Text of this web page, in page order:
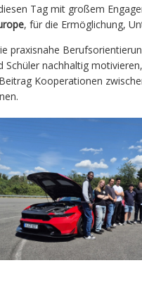
Tag mit großem
, für die Ermöglichung,
praxisnahe
Schüler nachhaltig
Kooperationen